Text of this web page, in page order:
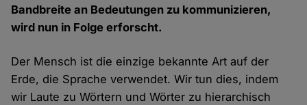
Bandbreite an Bedeutungen zu kommunizieren,
wird nun in Folge erforscht.
Der Mensch ist die einzige bekannte Art auf der
Erde, die Sprache verwendet. Wir tun dies, indem
wir Laute zu Wörtern und Wörter zu hierarchisch